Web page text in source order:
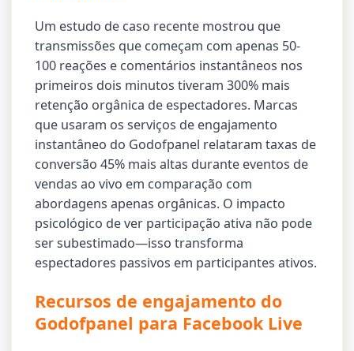
Um estudo de caso recente mostrou que
transmissões que começam com apenas 50-
100 reações e comentários instantâneos nos
primeiros dois minutos tiveram 300% mais
retenção orgânica de espectadores. Marcas
que usaram os serviços de engajamento
instantâneo do Godofpanel relataram taxas de
conversão 45% mais altas durante eventos de
vendas ao vivo em comparação com
abordagens apenas orgânicas. O impacto
psicológico de ver participação ativa não pode
ser subestimado—isso transforma
espectadores passivos em participantes ativos.
Recursos de engajamento do
Godofpanel para Facebook Live